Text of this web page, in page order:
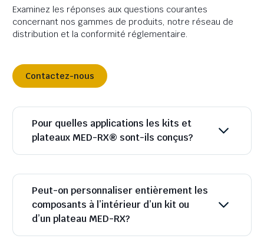
Examinez les réponses aux questions courantes
concernant nos gammes de produits, notre réseau de
distribution et la conformité réglementaire.
Contactez-nous
Pour quelles applications les kits et
plateaux MED-RX® sont-ils conçus?
Peut-on personnaliser entièrement les
composants à l’intérieur d’un kit ou
d’un plateau MED-RX?